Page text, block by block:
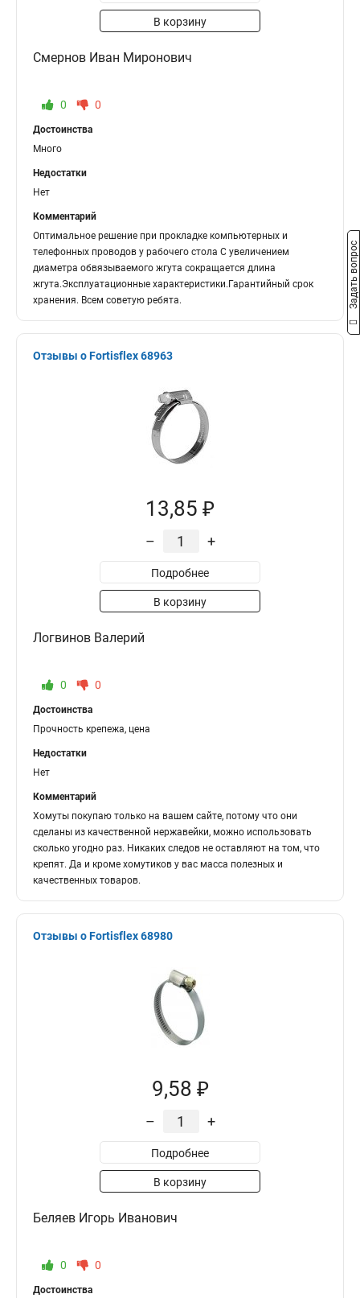
В корзину
Смернов Иван Миронович
0 0
Достоинства
Много
Недостатки
Нет
Комментарий
Оптимальное решение при прокладке компьютерных и
телефонных проводов у рабочего стола С увеличением
диаметра обвязываемого жгута сокращается длина
жгута.Эксплуатационные характеристики.Гарантийный срок
хранения. Всем советую ребята.
Отзывы о Fortisflex 68963
13,85 ₽
– +
Подробнее
В корзину
Логвинов Валерий
0 0
Достоинства
Прочность крепежа, цена
Недостатки
Нет
Комментарий
Хомуты покупаю только на вашем сайте, потому что они
сделаны из качественной нержавейки, можно использовать
сколько угодно раз. Никаких следов не оставляют на том, что
крепят. Да и кроме хомутиков у вас масса полезных и
качественных товаров.
Отзывы о Fortisflex 68980
9,58 ₽
– +
Подробнее
В корзину
Беляев Игорь Иванович
0 0
Достоинства
Задать вопрос